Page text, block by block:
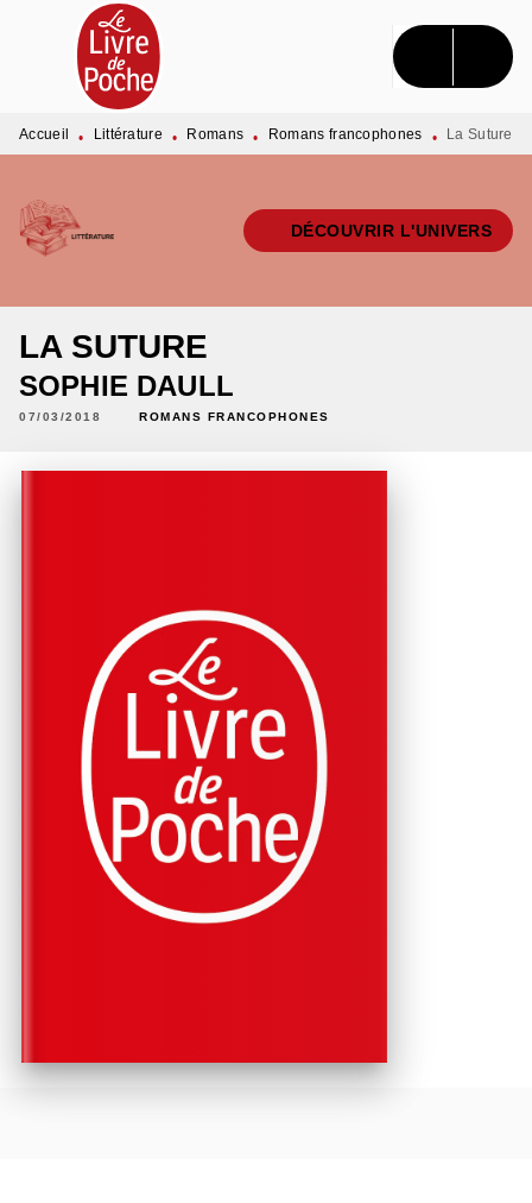
MENU RECHERCHE CONTENU
PIED DE PAGE
Accueil • Littérature • Romans • Romans francophones • La Suture
DÉCOUVRIR L'UNIVERS
LA SUTURE
SOPHIE DAULL
07/03/2018 ROMANS FRANCOPHONES